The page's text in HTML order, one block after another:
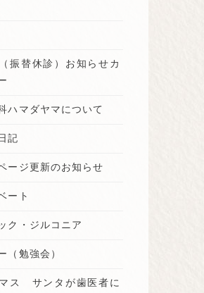
振替休診）お知らせカ
ハマダヤマについて
記
ージ更新のお知らせ
ート
ク・ジルコニア
（勉強会）
ス サンタが歯医者に